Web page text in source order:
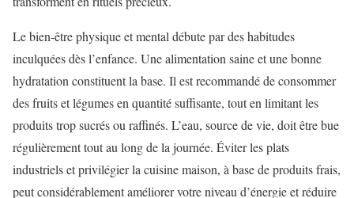
Le bien-être physique et mental débute par des habitudes
inculquées dès l’enfance. Une alimentation saine et une bonne
hydratation constituent la base. Il est recommandé de consommer
des fruits et légumes en quantité suffisante, tout en limitant les
produits trop sucrés ou raffinés. L’eau, source de vie, doit être bue
régulièrement tout au long de la journée. Éviter les plats
industriels et privilégier la cuisine maison, à base de produits frais,
peut considérablement améliorer votre niveau d’énergie et réduire